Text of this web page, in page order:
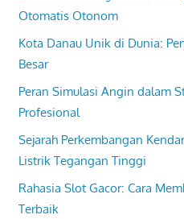
Otomatis Otonom
Kota Danau Unik di Dunia:
Besar
Peran Simulasi Angin dalam
Profesional
Sejarah Perkembangan
Listrik Tegangan Tinggi
Rahasia Slot Gacor: Cara
Terbaik